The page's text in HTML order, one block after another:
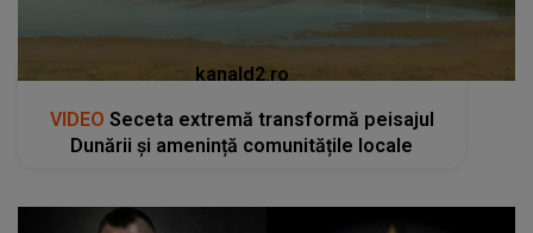
kanald2.ro
VIDEO Seceta extremă transformă peisajul
Dunării și amenință comunitățile locale